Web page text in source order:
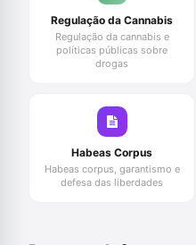
Regulação da Cannabis
Regulação da cannabis e
políticas públicas sobre
drogas
Habeas Corpus
Habeas corpus, garantismo e
defesa das liberdades